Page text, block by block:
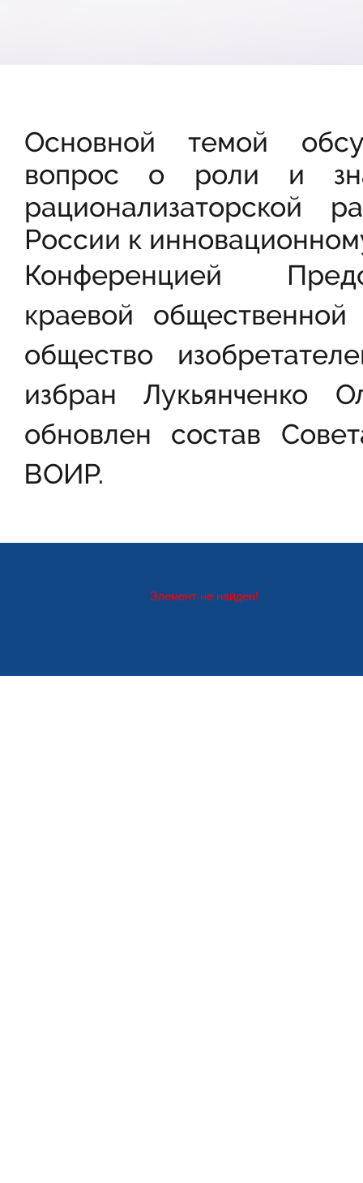
Основной темой
вопрос о роли и
рационализаторской
России к
Конференцией
краевой общественной
общество
избран Лукьянченко
обновлен состав
ВОИР.
Элемент не найден!